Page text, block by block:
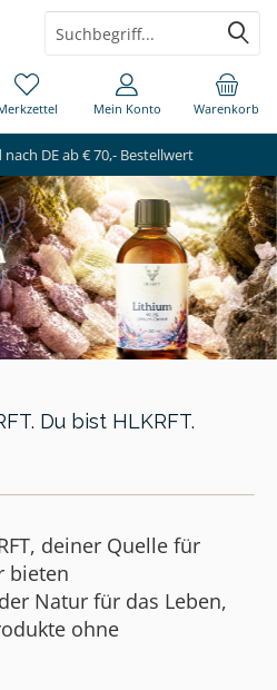
DE ab € 70,- Bestellwert
Warenkorb
Mein Konto
Du bist HLKRFT.
deiner Quelle für
bieten
Natur für das Leben,
ohne